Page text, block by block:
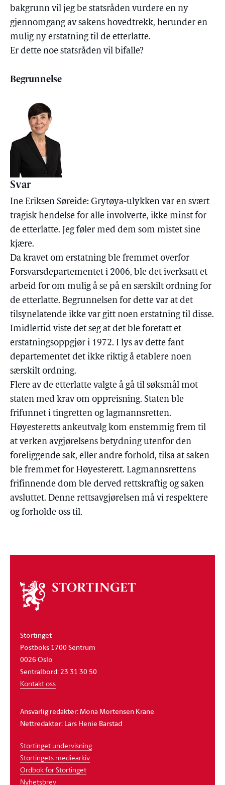
bakgrunn vil jeg be statsråden vurdere en ny
gjennomgang av sakens hovedtrekk, herunder en
mulig ny erstatning til de etterlatte.
Er dette noe statsråden vil bifalle?
Begrunnelse
Svar
Ine Eriksen Søreide: Grytøya-ulykken var en svært
tragisk hendelse for alle involverte, ikke minst for
de etterlatte. Jeg føler med dem som mistet sine
kjære.
Da kravet om erstatning ble fremmet overfor
Forsvarsdepartementet i 2006, ble det iverksatt et
arbeid for om mulig å se på en særskilt ordning for
de etterlatte. Begrunnelsen for dette var at det
tilsynelatende ikke var gitt noen erstatning til disse.
Imidlertid viste det seg at det ble foretatt et
erstatningsoppgjør i 1972. I lys av dette fant
departementet det ikke riktig å etablere noen
særskilt ordning.
Flere av de etterlatte valgte å gå til søksmål mot
staten med krav om oppreisning. Staten ble
frifunnet i tingretten og lagmannsretten.
Høyesteretts ankeutvalg kom enstemmig frem til
at verken avgjørelsens betydning utenfor den
foreliggende sak, eller andre forhold, tilsa at saken
ble fremmet for Høyesterett. Lagmannsrettens
frifinnende dom ble derved rettskraftig og saken
avsluttet. Denne rettsavgjørelsen må vi respektere
og forholde oss til.
Om
stortinget
Stortinget
Postboks 1700 Sentrum
0026 Oslo
Sentralbord: 23 31 30 50
Kontakt oss
Ansvarlig redaktør: Mona Mortensen Krane
Nettredaktør: Lars Henie Barstad
Stortinget undervisning
Stortingets mediearkiv
Ordbok for Stortinget
Nyhetsbrev